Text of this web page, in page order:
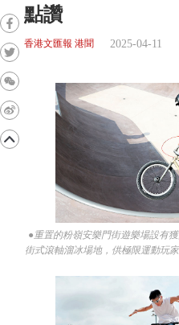
點讚
香港文匯報 港聞 2025-04-11
●重置的粉嶺安樂門街遊樂場設有
街式滾軸溜冰場地，供極限運動玩